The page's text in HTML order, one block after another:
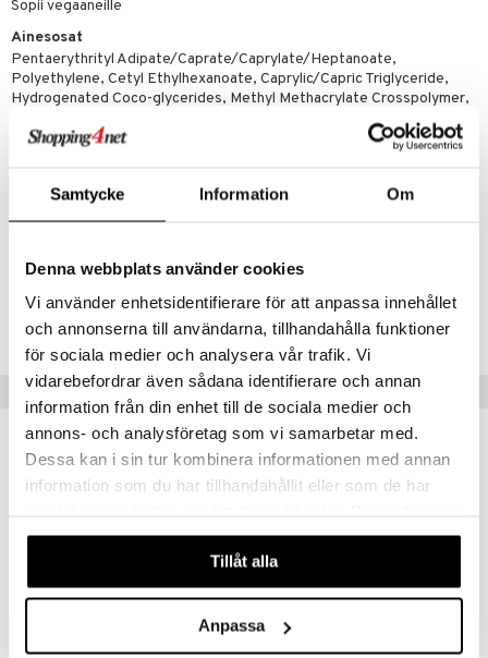
Samtycke Information Om
Denna webbplats använder cookies
Vi använder enhetsidentifierare för att anpassa innehållet
och annonserna till användarna, tillhandahålla funktioner
för sociala medier och analysera vår trafik. Vi
vidarebefordrar även sådana identifierare och annan
information från din enhet till de sociala medier och
annons- och analysföretag som vi samarbetar med.
Dessa kan i sin tur kombinera informationen med annan
information som du har tillhandahållit eller som de har
våra cookies vid fortsatt användande av vår webbplats.
Tillåt alla
Anpassa
Sopii vegaaneille
Ainesosat
Pentaerythrityl Adipate/Caprate/Caprylate/Heptanoate,
Polyethylene, Cetyl Ethylhexanoate, Caprylic/Capric Triglyceride,
Hydrogenated Coco-glycerides, Methyl Methacrylate Crosspolymer,
Dimethicone, Paraffin, Bis-Behenyl/Isostearyl/Phytosteryl Dimer
Dilinoleyl Dimer Dilinoleate, Microcrystalline Wax/Cire
microcrystalline, Cetyl PEG/PPG-10/1 Dimethicone, Polyglyceryl-4
Palmitate, Tocopheryl Acetate, Silica, Tocopherol, Titanium
Dioxide/CI 77891, Bismuth Oxychloride/CI 77163, Iron Oxides/CI
Tuotenumero
CWF43-WF-1-OJ-XX
Suositut tuotteet
Saatavana useana vaihtoehtona
kampanja -25%
Saatavana useana vaihtoehtona
lahja!
& Soujaus
& Ihonpuhdistus